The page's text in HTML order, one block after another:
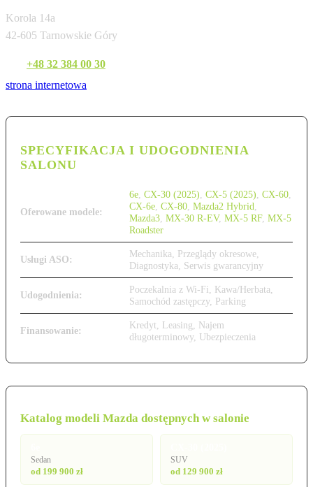
Korola 14a
42-605 Tarnowskie Góry
+48 32 384 00 30
strona internetowa
SPECYFIKACJA I UDOGODNIENIA
SALONU
Oferowane modele:
6e CX-30 (2025) CX-5 (2025) CX-60
CX-6e CX-80 Mazda2 Hybrid
Mazda3 MX-30 R-EV, MX-5 RF, MX-5
Roadster
Usługi ASO:
Mechanika, Przeglądy okresowe,
Diagnostyka, Serwis gwarancyjny
Udogodnienia:
Poczekalnia z Wi-Fi, Kawa/Herbata,
Samochód zastępczy, Parking
Finansowanie:
Kredyt, Leasing, Najem
długoterminowy, Ubezpieczenia
Katalog modeli Mazda dostępnych w salonie
Sedan
od 199 900 zł
SUV
od 129 900 zł